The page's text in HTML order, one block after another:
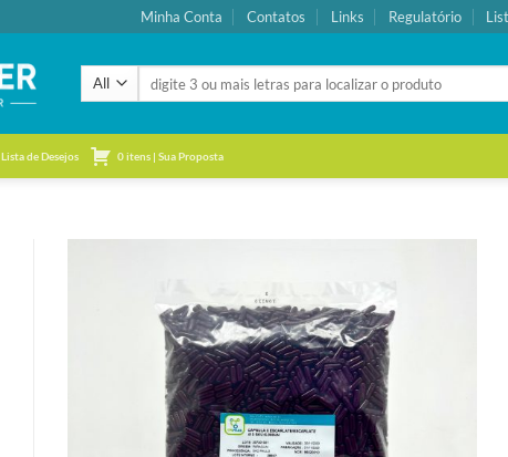
Minha Conta Contatos Links Regulatório
por:
Lista de Desejos 0 itens | Sua Proposta
Adicionar